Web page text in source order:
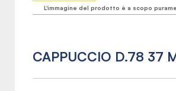
L'immagine del prodotto è a scopo
CAPPUCCIO D.78 37